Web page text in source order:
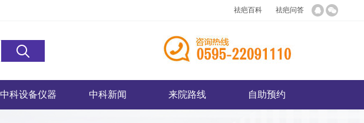
祛疤百科 祛疤问答
中科设备仪器 中科新闻 来院路线 自助预约